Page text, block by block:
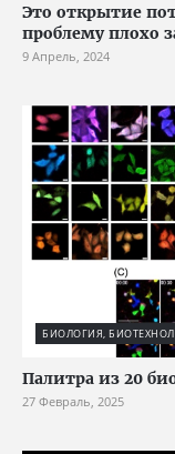
Это открытие
проблему плохо
9 Апрель, 2024
БИОЛОГИЯ,
Палитра из 20
27 Февраль, 2025